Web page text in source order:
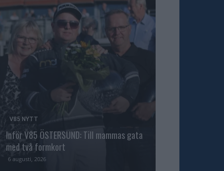
V85 NYTT
Inför V85 ÖSTERSUND: Till mammas gata
med två formkort
6 augusti, 2026